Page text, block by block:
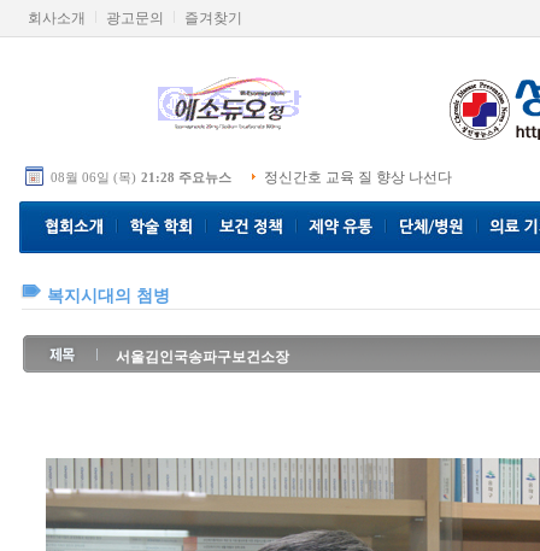
회사소개 광고문의 즐겨찾기
08월 06일 (목) 21:28 주요뉴스 정신간호 교육 질 향상 나선다
복지시대의 첨병
서울김인국송파구보건소장